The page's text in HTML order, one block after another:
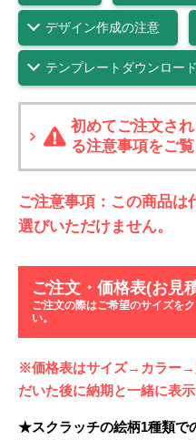
デザイン作成の注意
テンプレートダウンロード
初めてご注文さ
る注意事項をご
ご注意事項：この商品は
選びいただけません。
ご注文・価格表(お見
ご注文の際はご希望のサイズを
い。
※価格表はサイズ→カラー→
だいた後に納期と一緒に表示
★スクラッチの絵柄1種類で